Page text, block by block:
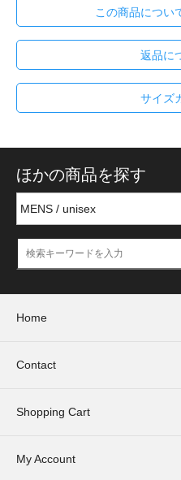
この商品につい
返品に
サイズ
ほかの商品を探す
Home
Contact
Shopping Cart
My Account